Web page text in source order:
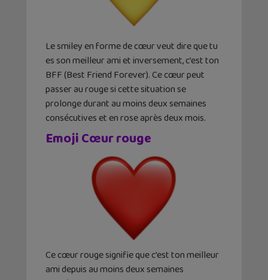
Le smiley en forme de cœur veut dire que tu
es son meilleur ami et inversement, c’est ton
BFF (Best Friend Forever). Ce cœur peut
passer au rouge si cette situation se
prolonge durant au moins deux semaines
consécutives et en rose après deux mois.
Emoji Cœur rouge
Ce cœur rouge signifie que c’est ton meilleur
ami depuis au moins deux semaines